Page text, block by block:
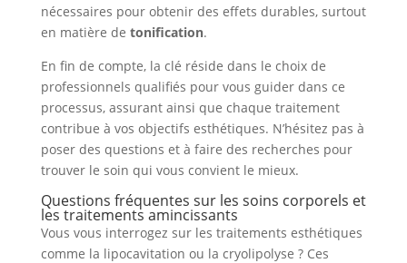
nécessaires pour obtenir des effets durables, surtout
en matière de tonification.
En fin de compte, la clé réside dans le choix de
professionnels qualifiés pour vous guider dans ce
processus, assurant ainsi que chaque traitement
contribue à vos objectifs esthétiques. N’hésitez pas à
poser des questions et à faire des recherches pour
trouver le soin qui vous convient le mieux.
Questions fréquentes sur les soins corporels et
les traitements amincissants
Vous vous interrogez sur les traitements esthétiques
comme la lipocavitation ou la cryolipolyse ? Ces